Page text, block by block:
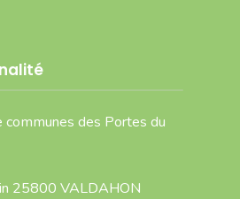
communes des Portes du
25800 VALDAHON